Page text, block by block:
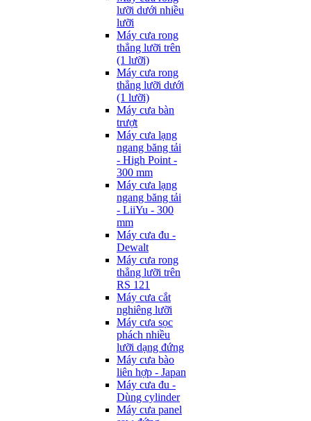
lưỡi dưới nhiều
lưỡi
Máy cưa rong
thẳng lưỡi trên
(1 lưỡi)
Máy cưa rong
thẳng lưỡi dưới
(1 lưỡi)
Máy cưa bàn
trượt
Máy cưa lạng
ngang băng tải
- High Point -
300 mm
Máy cưa lạng
ngang băng tải
- LiiYu - 300
mm
Máy cưa đu -
Dewalt
Máy cưa rong
thẳng lưỡi trên
RS 121
Máy cưa cắt
nghiêng lưỡi
Máy cưa sọc
phách nhiều
lưỡi dạng đứng
Máy cưa bào
liên hợp - Japan
Máy cưa đu -
Dùng cylinder
Máy cưa panel